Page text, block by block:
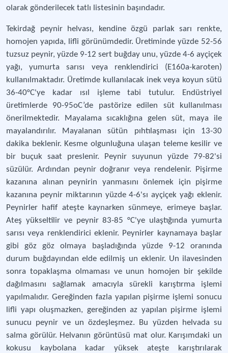
olarak gönderilecek tatlı listesinin başındadır.
Tekirdağ peynir helvası, kendine özgü parlak sarı renkte,
homojen yapıda, lifli görünümdedir. Üretiminde yüzde 52-56
tuzsuz peynir, yüzde 9-12 sert buğday unu, yüzde 4-6 ayçiçek
yağı, yumurta sarısı veya renklendirici (E160a-karoten)
kullanılmaktadır. Üretimde kullanılacak inek veya koyun sütü
36-40°C'ye kadar ısıl işleme tabi tutulur. Endüstriyel
üretimlerde 90-95oC’de pastörize edilen süt kullanılması
önerilmektedir. Mayalama sıcaklığına gelen süt, maya ile
mayalandırılır. Mayalanan sütün pıhtılaşması için 13-30
dakika beklenir. Kesme olgunluğuna ulaşan teleme kesilir ve
bir buçuk saat preslenir. Peynir suyunun yüzde 79-82'si
süzülür. Ardından peynir doğranır veya rendelenir. Pişirme
kazanına alınan peynirin yanmasını önlemek için pişirme
kazanına peynir miktarının yüzde 4-6'sı ayçiçek yağı eklenir.
Peynirler hafif ateşte kaynarken sünmeye, erimeye başlar.
Ateş yükseltilir ve peynir 83-85 °C'ye ulaştığında yumurta
sarısı veya renklendirici eklenir. Peynirler kaynamaya başlar
gibi göz göz olmaya başladığında yüzde 9-12 oranında
durum buğdayından elde edilmiş un eklenir. Un ilavesinden
sonra topaklaşma olmaması ve unun homojen bir şekilde
dağılmasını sağlamak amacıyla sürekli karıştırma işlemi
yapılmalıdır. Gereğinden fazla yapılan pişirme işlemi sonucu
lifli yapı oluşmazken, gereğinden az yapılan pişirme işlemi
sunucu peynir ve un özdeşleşmez. Bu yüzden helvada su
salma görülür. Helvanın görüntüsü mat olur. Karışımdaki un
kokusu kaybolana kadar yüksek ateşte karıştırılarak